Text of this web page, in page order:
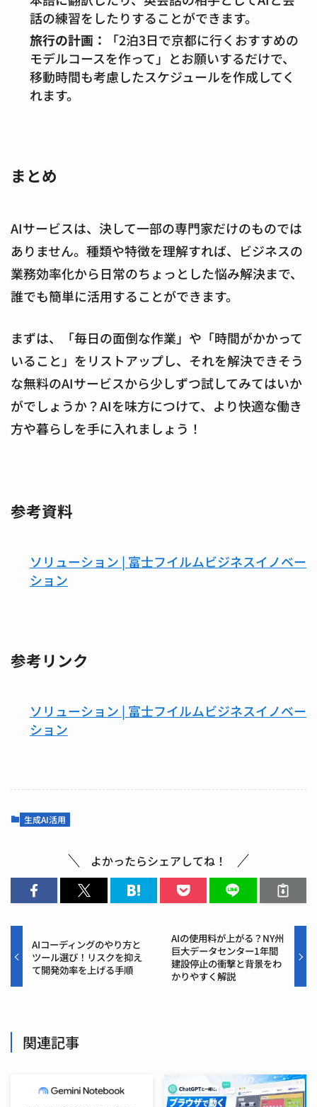
話の練習をしたりすることができます。
旅行の計画：
「2泊3日で京都に行くおすすめの
モデルコースを作って」とお願いするだけで、
移動時間も考慮したスケジュールを作成してく
れます。
まとめ
AIサービスは、決して一部の専門家だけのものでは
ありません。種類や特徴を理解すれば、ビジネスの
業務効率化から日常のちょっとした悩み解決まで、
誰でも簡単に活用することができます。
まずは、「毎日の面倒な作業」や「時間がかかって
いること」をリストアップし、それを解決できそう
な無料のAIサービスから少しずつ試してみてはいか
がでしょうか？AIを味方につけて、より快適な働き
方や暮らしを手に入れましょう！
参考資料
ソリューション | 富士フイルムビジネスイノベー
ション
参考リンク
ソリューション | 富士フイルムビジネスイノベー
ション
生成AI活用
よかったらシェアしてね！
AIコーディングのやり方と
ツール選び！リスクを抑え
て開発効率を上げる手順
AIの使用料が上がる？NY州
巨大データセンター1年間
建設停止の衝撃と背景をわ
かりやすく解説
関連記事